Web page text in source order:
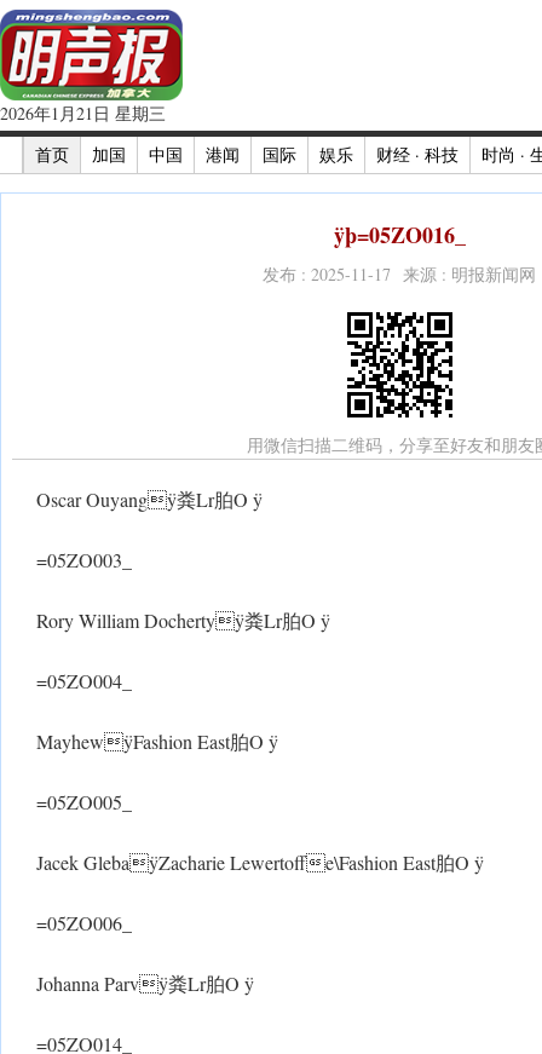
2026年1月21日 星期三
首页
加国 中国 港闻 国际 娱乐 财经 · 科技 时尚 ·
ÿþ=05ZO016_
发布 : 2025-11-17 来源 : 明报新闻网
用微信扫描二维码，分享至好友和朋友
Oscar Ouyangÿ粪Lr胉O ÿ
=05ZO003_
Rory William Dochertyÿ粪Lr胉O ÿ
=05ZO004_
MayhewÿFashion East胉O ÿ
=05ZO005_
Jacek GlebaÿZacharie Lewertoffe\Fashion East胉O ÿ
=05ZO006_
Johanna Parvÿ粪Lr胉O ÿ
=05ZO014_